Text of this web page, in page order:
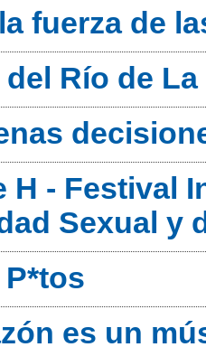
fuerza de
Río de La
H - Festival
Sexual y
es un